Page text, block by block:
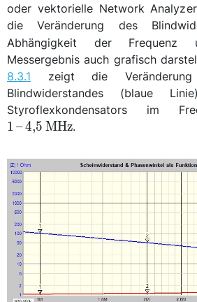
oder vektorielle Network
die Veränderung des
Abhängigkeit der
Messergebnis auch grafisch
8.3.1 zeigt die
Blindwiderstandes (blaue
Styroflexkondensators im
1 –4,5 MHz.